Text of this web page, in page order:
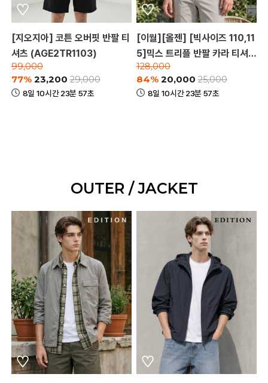
[지오지아] 코튼 오버핏 반팔 티
셔츠 (AGE2TR1103)
99,000
77% 23,200 29,000
8일 10시간 23분 57초
[이월][올젠] [빅사이즈 110,11
5]믹스 트리플 반팔 카라 티셔츠
(ZOD2TT1304)
128,000
84% 20,000 25,000
8일 10시간 23분 57초
OUTER / JACKET